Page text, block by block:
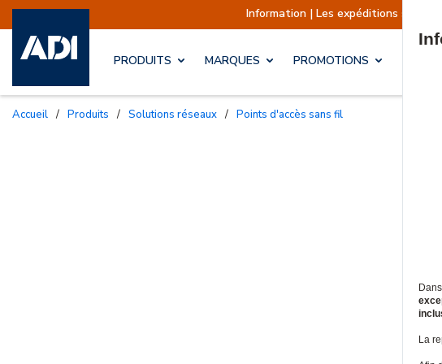
Information | Les expéditions sont
PRODUITS MARQUES PROMOTIONS
Accueil / Produits / Solutions réseaux / Points d'accès sans fil